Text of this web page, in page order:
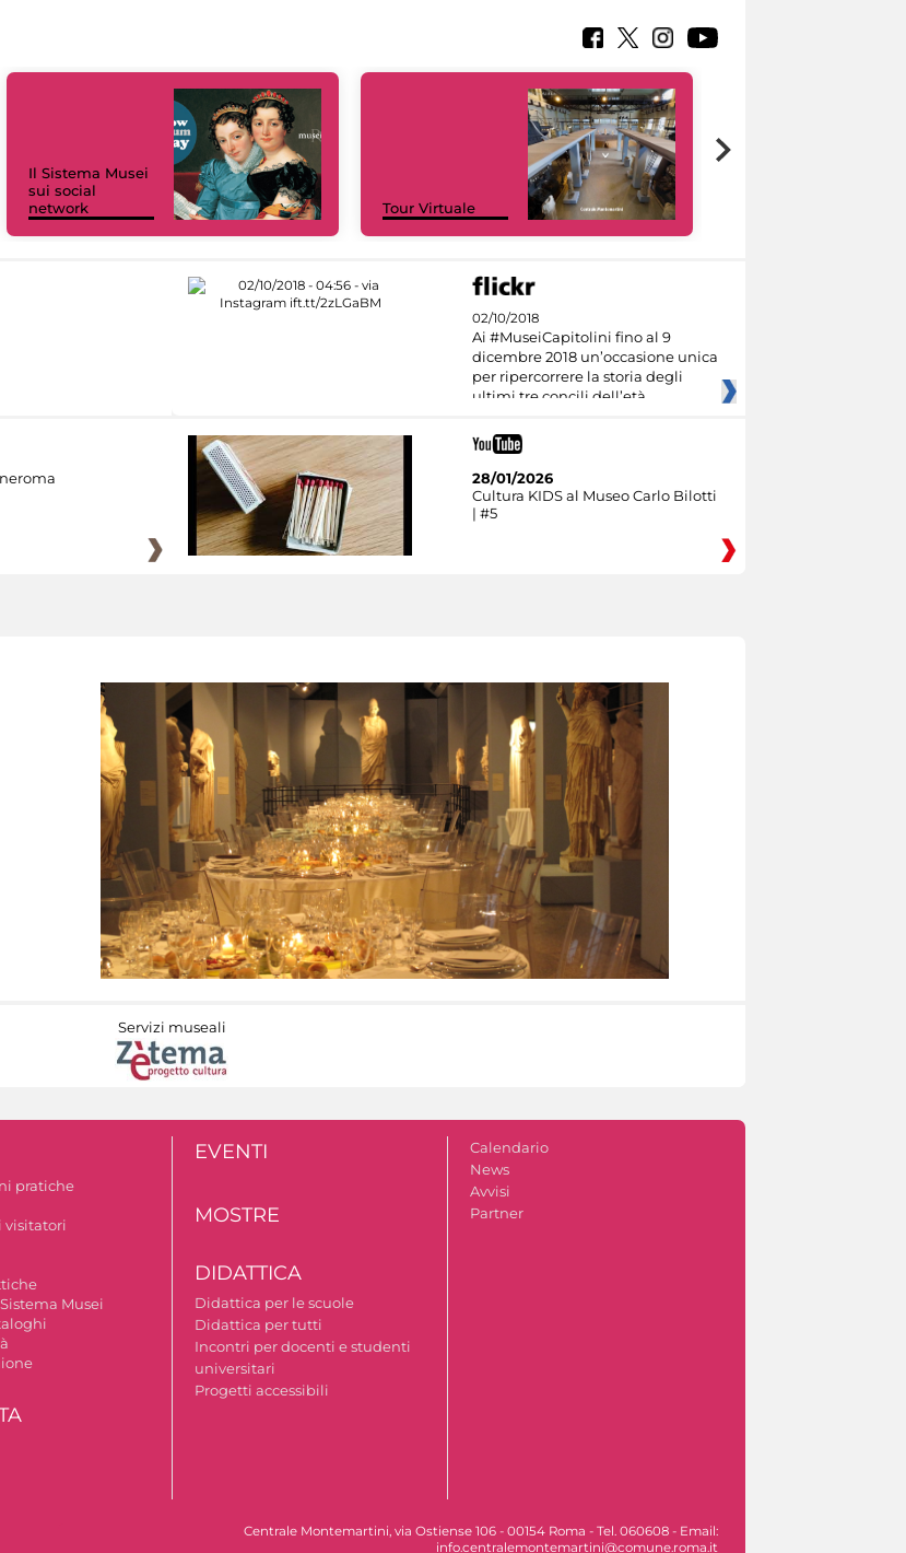
Il Sistema Musei
sui social
network
Tour Virtuale
02/10/2018
Ai #MuseiCapitolini fino al 9
dicembre 2018 un’occasione unica
per ripercorrere la storia degli
ultimi tre concili dell’età
28/01/2026
Cultura KIDS al Museo Carlo Bilotti
| #5
Servizi museali
pratiche
visitatori
Musei
EVENTI
MOSTRE
DIDATTICA
Didattica per le scuole
Didattica per tutti
Incontri per docenti e studenti
universitari
Progetti accessibili
Calendario
News
Avvisi
Partner
Centrale Montemartini, via Ostiense 106 - 00154 Roma - Tel. 060608 - Email:
info.centralemontemartini@comune.roma.it